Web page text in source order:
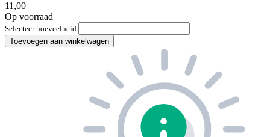
11,00
Op voorraad
Selecteer hoeveelheid
Toevoegen aan winkelwagen